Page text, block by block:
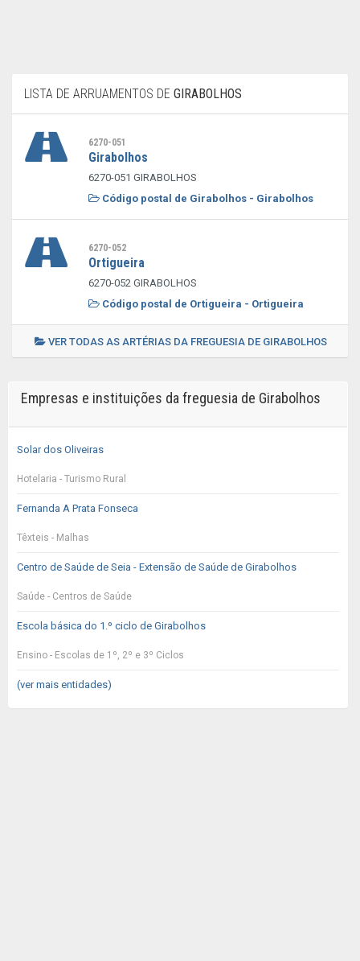
LISTA DE ARRUAMENTOS DE GIRABOLHOS
6270-051
Girabolhos
6270-051 GIRABOLHOS
Código postal de Girabolhos - Girabolhos
6270-052
Ortigueira
6270-052 GIRABOLHOS
Código postal de Ortigueira - Ortigueira
VER TODAS AS ARTÉRIAS DA FREGUESIA DE GIRABOLHOS
Empresas e instituições da freguesia de Girabolhos
Solar dos Oliveiras
Hotelaria - Turismo Rural
Fernanda A Prata Fonseca
Têxteis - Malhas
Centro de Saúde de Seia - Extensão de Saúde de Girabolhos
Saúde - Centros de Saúde
Escola básica do 1.º ciclo de Girabolhos
Ensino - Escolas de 1º, 2º e 3º Ciclos
(ver mais entidades)